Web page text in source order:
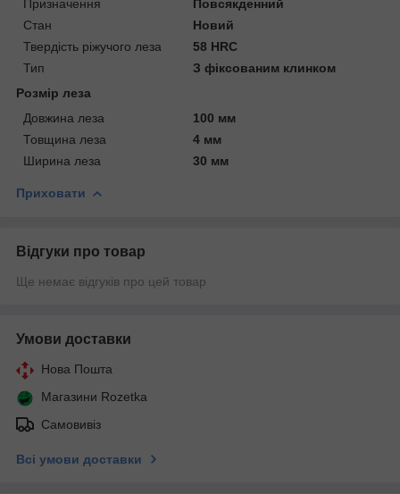
Призначення
Повсякденний
Стан
Новий
Твердість ріжучого леза
58 HRC
Тип
З фіксованим клинком
Розмір леза
Довжина леза
100 мм
Товщина леза
4 мм
Ширина леза
30 мм
Приховати
Відгуки про товар
Ще немає відгуків про цей товар
Умови доставки
Нова Пошта
Магазини Rozetka
Самовивіз
Всі умови доставки